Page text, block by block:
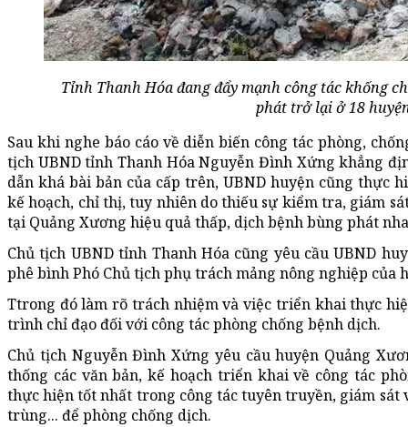
Tỉnh Thanh Hóa đang đẩy mạnh công tác khống
phát trở lại ở 18
Sau khi nghe báo cáo về diễn biến công tác phòng,
tịch UBND tỉnh Thanh Hóa Nguyễn Đình Xứng khẳng
dẫn khá bài bản của cấp trên, UBND huyện cũng thực
kế hoạch, chỉ thị, tuy nhiên do thiếu sự kiểm tra, giám
tại Quảng Xương hiệu quả thấp, dịch bệnh bùng phát
Chủ tịch UBND tỉnh Thanh Hóa cũng yêu cầu UBND
phê bình Phó Chủ tịch phụ trách mảng nông nghiệp của
Ttrong đó làm rõ trách nhiệm và việc triển khai thực
trình chỉ đạo đối với công tác phòng chống bệnh dịch.
Chủ tịch Nguyễn Đình Xứng yêu cầu huyện Quảng
thống các văn bản, kế hoạch triển khai về công tác
thực hiện tốt nhất trong công tác tuyên truyền, giám sát
trùng... để phòng chống dịch.